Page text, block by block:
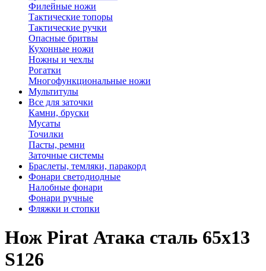
Филейные ножи
Тактические топоры
Тактические ручки
Опасные бритвы
Кухонные ножи
Ножны и чехлы
Рогатки
Многофункциональные ножи
Мультитулы
Все для заточки
Камни, бруски
Мусаты
Точилки
Пасты, ремни
Заточные системы
Браслеты, темляки, паракорд
Фонари светодиодные
Налобные фонари
Фонари ручные
Фляжки и стопки
Нож Pirat Атака сталь 65х13
S126